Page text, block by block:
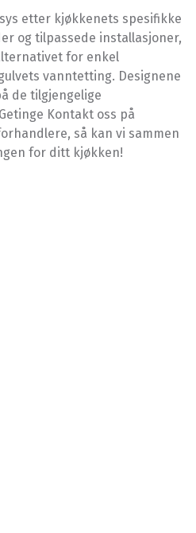
etter kjøkkenets spesifikke
og tilpassede installasjoner,
for enkel
vanntetting. Designene
de tilgjengelige
Kontakt oss på
så kan vi sammen
for ditt kjøkken!